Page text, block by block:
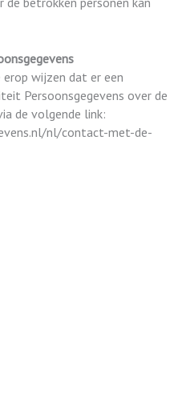
wijzen dat er een
Persoonsgegevens over de
de volgende link:
nl/contact-met-de-